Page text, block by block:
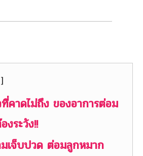
คาดไม่ถึง ของอาการต่อม
ระวัง!!
เจ็บปวด ต่อมลูกหมาก